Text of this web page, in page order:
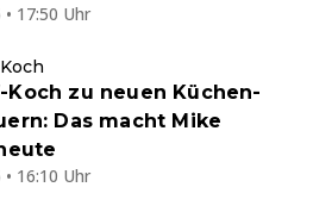
17:50 Uhr
Koch zu neuen Küchen-
Das macht Mike
16:10 Uhr